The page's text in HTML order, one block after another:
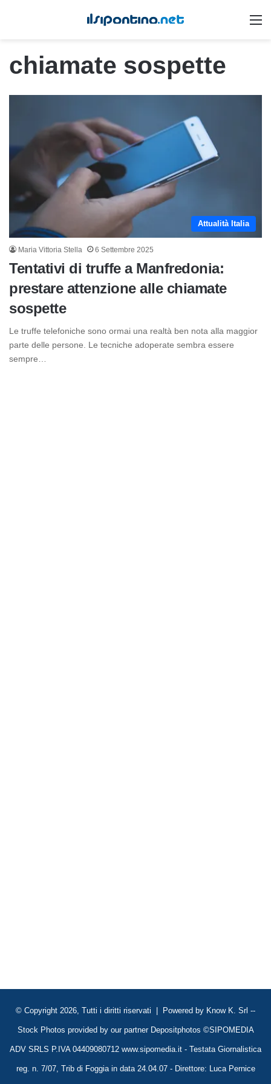
chiamate sospette
Attualità Italia
Maria Vittoria Stella 6 Settembre 2025
Tentativi di truffe a Manfredonia:
prestare attenzione alle chiamate
sospette
Le truffe telefoniche sono ormai una realtà ben nota alla maggior
parte delle persone. Le tecniche adoperate sembra essere
sempre…
© Copyright 2026, Tutti i diritti riservati | Powered by Know K. Srl --
Stock Photos provided by our partner Depositphotos ©SIPOMEDIA
ADV SRLS P.IVA 04409080712 www.sipomedia.it - Testata Giornalistica
reg. n. 7/07, Trib di Foggia in data 24.04.07 - Direttore: Luca Pernice